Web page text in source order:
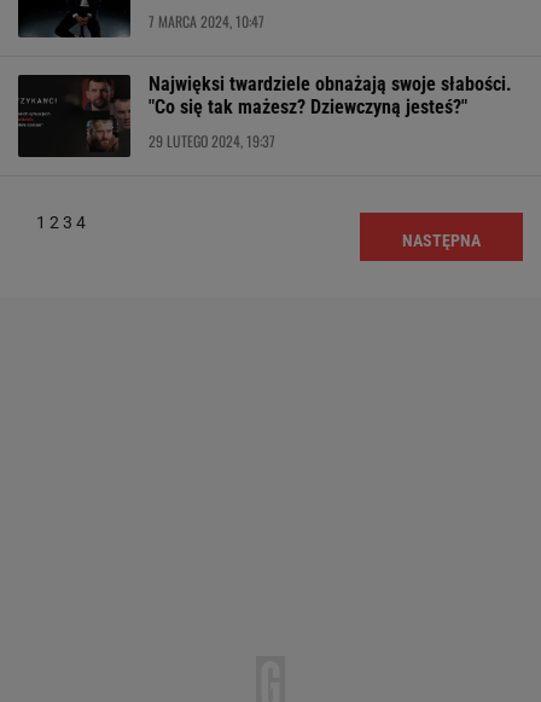
7 MARCA 2024, 10:47
Najwięksi twardziele obnażają swoje słabości.
"Co się tak mażesz? Dziewczyną jesteś?"
29 LUTEGO 2024, 19:37
1 2 3 4
NASTĘPNA